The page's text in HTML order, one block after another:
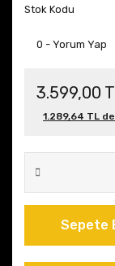
Stok Kodu
0 - Yorum Yap
3.599,00
1.289,64 TL
Sepete